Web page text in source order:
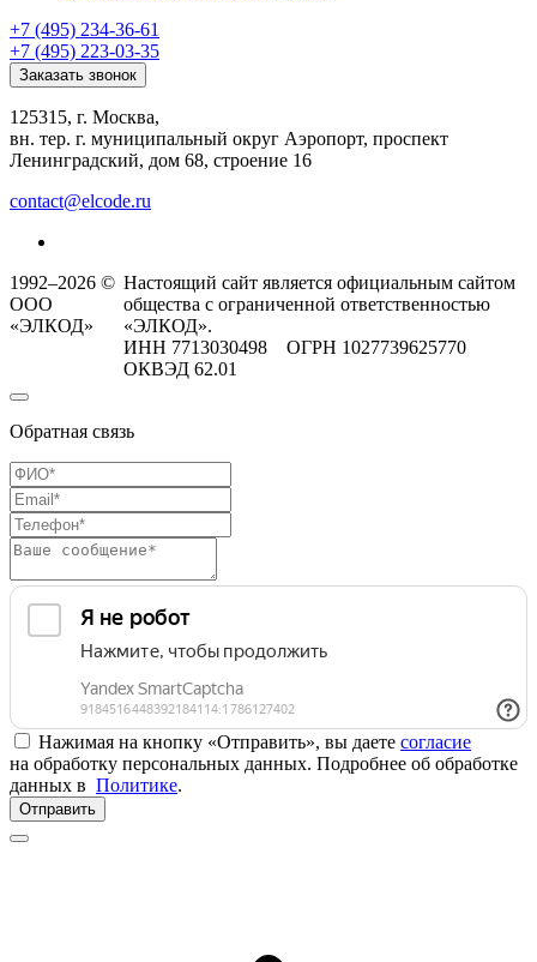
+7 (495) 234-36-61
+7 (495) 223-03-35
Заказать звонок
125315, г. Москва,
вн. тер. г. муниципальный округ Аэропорт, проспект
Ленинградский, дом 68, строение 16
contact@elcode.ru
1992–2026 ©
ООО
«ЭЛКОД»
Настоящий сайт является официальным сайтом
общества с ограниченной ответственностью
«ЭЛКОД».
ИНН 7713030498 ОГРН 1027739625770
ОКВЭД 62.01
Обратная связь
Нажимая на кнопку «Отправить», вы даете согласие
на обработку персональных данных. Подробнее об обработке
данных в Политике.
Отправить